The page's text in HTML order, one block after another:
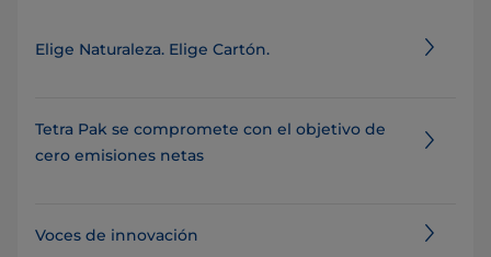
Elige Naturaleza. Elige Cartón.
Tetra Pak se compromete con el objetivo de
cero emisiones netas
Voces de innovación